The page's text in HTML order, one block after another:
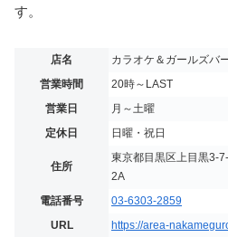
す。
店名
カラオケ＆ガールズバ
営業時間
20時～LAST
営業日
月～土曜
定休日
日曜・祝日
住所
東京都目黒区上目黒3-
2A
電話番号
03-6303-2859
URL
https://area-